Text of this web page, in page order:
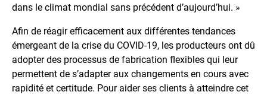
dans le climat mondial sans précédent d’aujourd’hui. »
Afin de réagir efficacement aux différentes tendances
émergeant de la crise du COVID-19, les producteurs ont dû
adopter des processus de fabrication flexibles qui leur
permettent de s’adapter aux changements en cours avec
rapidité et certitude. Pour aider ses clients à atteindre cet